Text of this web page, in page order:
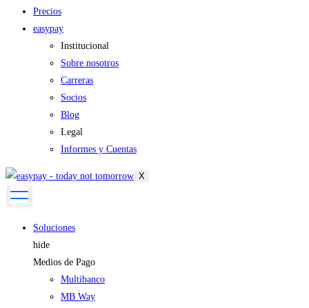
Precios
easypay
Institucional
Sobre nosotros
Carreras
Socios
Blog
Legal
Informes y Cuentas
X
Soluciones
hide
Medios de Pago
Multibanco
MB Way